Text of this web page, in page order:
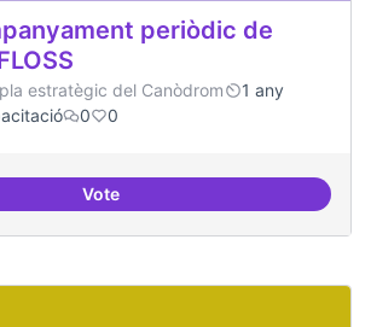
periòdic de
estratègic del Canòdrom
1 any
0 0
VoteEspai acompanyament periòdic